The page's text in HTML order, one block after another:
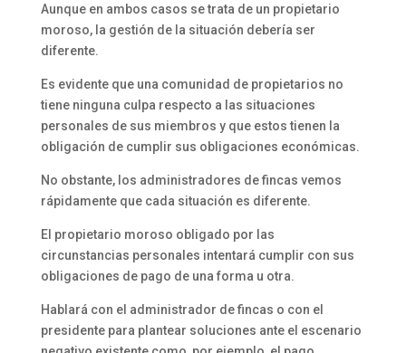
Aunque en ambos casos se trata de un propietario
moroso, la gestión de la situación debería ser
diferente.
Es evidente que una comunidad de propietarios no
tiene ninguna culpa respecto a las situaciones
personales de sus miembros y que estos tienen la
obligación de cumplir sus obligaciones económicas.
No obstante, los administradores de fincas vemos
rápidamente que cada situación es diferente.
El propietario moroso obligado por las
circunstancias personales intentará cumplir con sus
obligaciones de pago de una forma u otra.
Hablará con el administrador de fincas o con el
presidente para plantear soluciones ante el escenario